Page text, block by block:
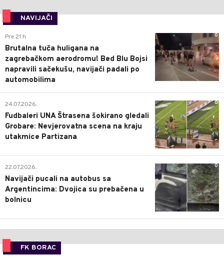
NAVIJAČI
0
Pre 21 h
Brutalna tuča huligana na
zagrebačkom aerodromu! Bed Blu Bojsi
napravili sačekušu, navijači padali po
automobilima
0
24.07.2026.
Fudbaleri UNA Štrasena šokirano gledali
Grobare: Nevjerovatna scena na kraju
utakmice Partizana
0
22.07.2026.
Navijači pucali na autobus sa
Argentincima: Dvojica su prebačena u
bolnicu
FK BORAC